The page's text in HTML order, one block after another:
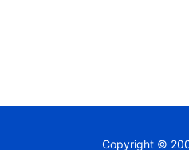
Copyright ©